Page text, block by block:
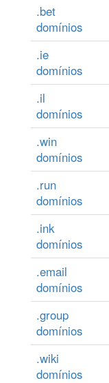
.bet
domínios
.ie
domínios
.il
domínios
.win
domínios
.run
domínios
.ink
domínios
.email
domínios
.group
domínios
.wiki
domínios